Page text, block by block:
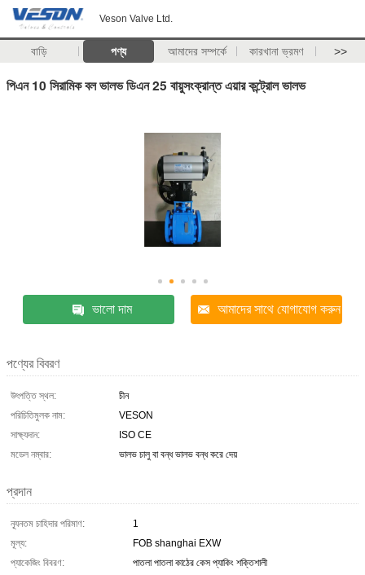
Veson Valve Ltd.
বাড়ি পণ্য আমাদের সম্পর্কে কারখানা ভ্রমণ >>
পিএন 10 সিরামিক বল ভালভ ডিএন 25 বায়ুসংক্রান্ত এয়ার কন্ট্রোল ভালভ
ভালো দাম আমাদের সাথে যোগাযোগ করুন
পণ্যের বিবরণ
উৎপত্তি স্থল:
চীন
পরিচিতিমুলক নাম:
VESON
সাক্ষ্যদান:
ISO CE
মডেল নম্বার:
ভালভ চালু বা বন্ধ ভালভ বন্ধ করে দেয়
প্রদান
ন্যূনতম চাহিদার পরিমাণ:
1
মূল্য:
FOB shanghai EXW
প্যাকেজিং বিবরণ:
পাতলা পাতলা কাঠের কেস প্যাকিং শক্তিশালী